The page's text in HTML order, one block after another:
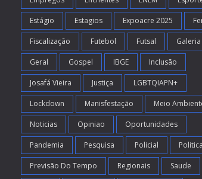
Estágio Estagios Expoacre 2025
Fiscalização Futebol Futsal Galeria
Geral Gospel IBGE Inclusão
Josafá Vieira Justiça LGBTQIAPN+
Lockdown Manisfestação Meio
Noticias Opiniao Oportunidades
Pandemia Pesquisa Policial Politica
Previsão Do Tempo Regionais Saude